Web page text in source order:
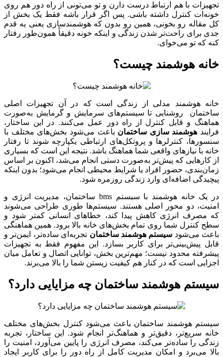
تجهیزات با هم ارتباط درست دارن و تو می‌تونی از راه دور هم روی
خونه‌ات کنترل داشته باشی. پس اگر قرار باشه فقط یک بخش از
کل مقاله رو بخونی، همین رو بدون که هوشمندسازی یعنی یه قدم
جدی برای راحت‌تر شدن زندگی و اینکه خونه دقیقاً همون‌طور رفتار
کنه که تو می‌خوای.
خانه هوشمند چیست؟
خانه هوشمند مدلی از زندگی است که در آن تجهیزات اصلی
ساختمان روشنایی تا سیستم‌های سرمایش و گرمایش به‌صورت
هماهنگ و قابل کنترل از راه دور عمل می‌کنند. در این ساختار،
فرایند هوشمند سازی ساختمان باعث می‌شود بخش‌های مختلف با
سنسورها، کنترلرها و پروتکل‌های ارتباطی یکپارچه شوند تا رفتار
خانه با نیازهای واقعی شما هماهنگ باشد. نتیجه این است که بسیاری
از کارهایی که پیش‌تر به‌صورت دستی انجام می‌شد، اکنون بر اساس
زمان‌بندی، حضور افراد یا شرایط محیطی انجام می‌شود؛ بدون اینکه
پیچیدگی اضافه‌ای وارد زندگی روزمره شود.
در یک خانه هوشمند با سیستم bms ساختمان، مدیریت انرژی و
امنیت، دو محور اصلی هستند. سیستم‌ها طوری طراحی می‌شوند
که مصرف انرژی کاهش پیدا کند، خطاهای انسانی کمتر شود و
سطح کنترل شما روی تمام بخش‌های خانه بالا برود. همین هماهنگی
باعث می‌شود سیستم هوشمند ساختمان تجربه‌ای ساده‌تر، ایمن‌تر و
قابل پیش‌بینی‌تر برای کاربر بسازد. این مفهوم فقط به تجهیزات
پیشرفته محدود نیست؛ مهم‌ترین بخش، توانایی اتصال و تعامل میان
اجزایی است که در کنار هم کیفیت زیستن شما را بالا می‌برند.
سیستم هوشمند ساختمان چه مزایایی دارد؟
سیستم هوشمند ساختمان باعث می‌شود کنترل بخش‌های مختلف
خانه سریع‌تر، دقیق‌تر و هماهنگ‌تر انجام شود. این ساختار، تجربه
زندگی را ساده‌تر می‌کند، مصرف انرژی را پایین می‌آورد، امنیت را
بالا می‌برد و امکان مدیریت کامل از راه دور را برای کاربر ایجاد